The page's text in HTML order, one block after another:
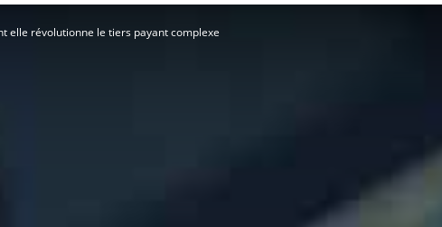
elle révolutionne le tiers payant complexe